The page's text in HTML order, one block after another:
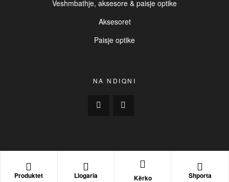
Produktet Llogaria Kërko Shporta
Veshmbathje, aksesore & paisje optike
Aksesoret
Paisje optike
NA NDIQNI
Copyright © 2025 BUCK
. All Rights Reserved. | Created by
INIVOS Digital Consulting